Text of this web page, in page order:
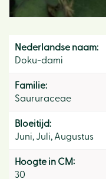
Nederlandse naam:
Doku-dami
Familie:
Saururaceae
Bloeitijd:
Juni, Juli, Augustus
Hoogte in CM:
30